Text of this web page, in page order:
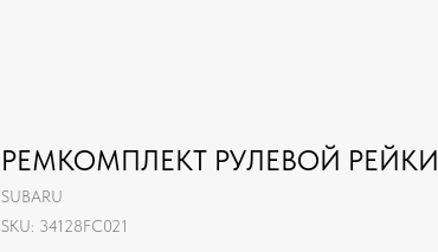
РЕМКОМПЛЕКТ РУЛЕВОЙ РЕЙКИ
SUBARU
SKU: 34128FC021